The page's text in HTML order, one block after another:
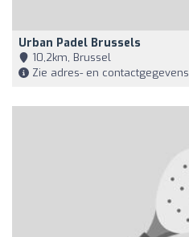
Urban Padel Brussels
10,2km, Brussel
Zie adres- en contactgegevens